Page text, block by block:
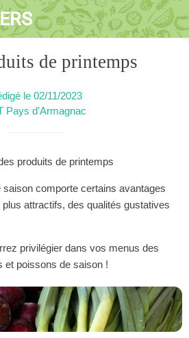
de printemps
le 02/11/2023
Pays d'Armagnac
produits de printemps
saison comporte certains avantages
attractifs, des qualités gustatives
privilégier dans vos menus des
et poissons de saison !